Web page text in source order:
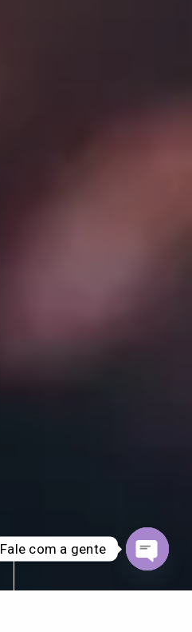
Fale com a gente
Open